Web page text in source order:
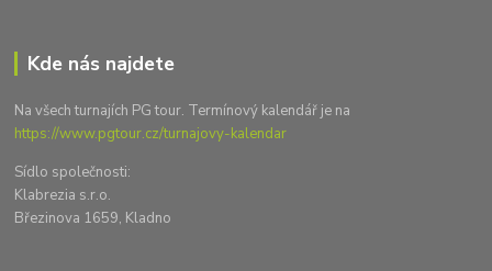
Kde nás najdete
Na všech turnajích PG tour. Termínový kalendář je na
https://www.pgtour.cz/turnajovy-kalendar
Sídlo společnosti:
Klabrezia s.r.o.
Březinova 1659, Kladno